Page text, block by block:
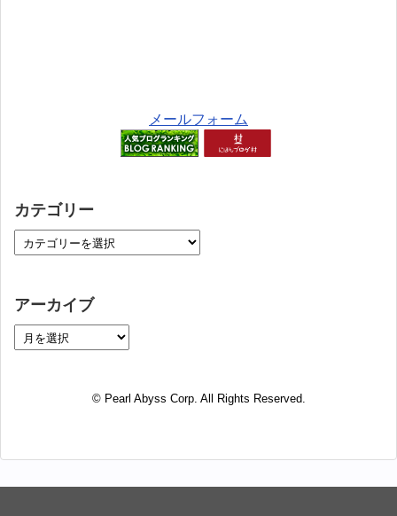
メールフォーム
カテゴリー
アーカイブ
© Pearl Abyss Corp. All Rights Reserved.